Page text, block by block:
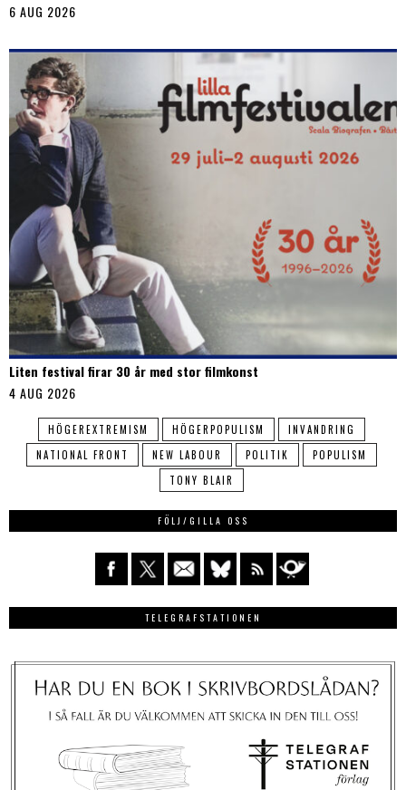
6 AUG 2026
Liten festival firar 30 år med stor filmkonst
4 AUG 2026
HÖGEREXTREMISM HÖGERPOPULISM
INVANDRING
NATIONAL FRONT
NEW LABOUR POLITIK
POPULISM
TONY BLAIR
FÖLJ/GILLA OSS
TELEGRAFSTATIONEN